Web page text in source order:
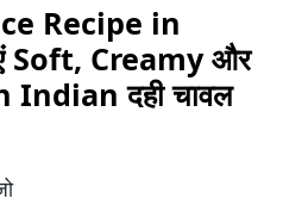
Recipe in
Soft, Creamy और
दही चावल